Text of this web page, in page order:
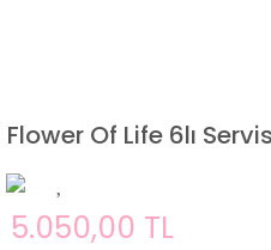
Flower Of Life 6lı
5.050,00 TL